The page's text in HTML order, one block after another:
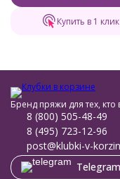
Купить в 1 клик
Бренд пряжи для тех,
8 (800) 505-48-49
8 (495) 723-12-96
post@klubki-v-
Telegram